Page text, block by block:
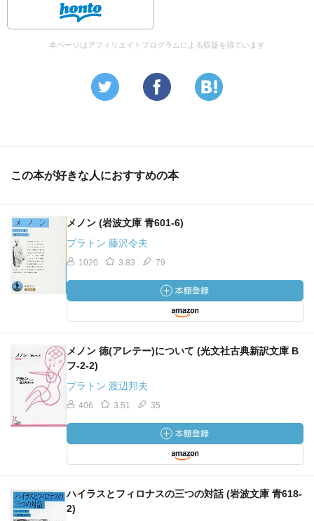
本ページはアフィリエイトプログラムによる収益を得ています
この本が好きな人におすすめの本
メノン (岩波文庫 青601-6)
プラトン 藤沢令夫
1020 3.83 79
メノン 徳(アレテー)について (光文社古典新訳文庫 B
フ-2-2)
プラトン 渡辺邦夫
406 3.51 35
ハイラスとフィロナスの三つの対話 (岩波文庫 青618-
2)